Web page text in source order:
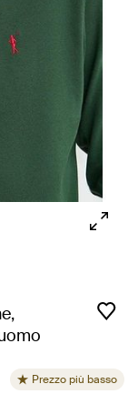
Prezzo più basso